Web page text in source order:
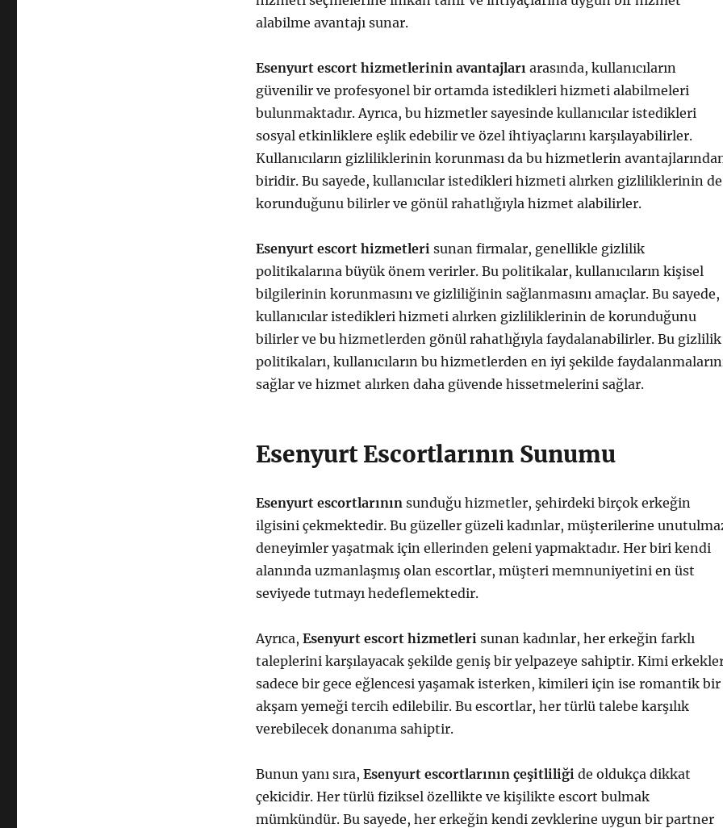
alabilme avantajı sunar.
Esenyurt escort hizmetlerinin avantajlarıarasında, kullanıcıların
güvenilir ve profesyonel bir ortamda istedikleri hizmeti alabilmeleri
bulunmaktadır. Ayrıca, bu hizmetler sayesinde kullanıcılar istedikleri
sosyal etkinliklere eşlik edebilir ve özel ihtiyaçlarını karşılayabilirler.
Kullanıcıların gizliliklerinin korunması da bu hizmetlerin
biridir. Bu sayede, kullanıcılar istedikleri hizmeti alırken gizliliklerinin de
korunduğunu bilirler ve gönül rahatlığıyla hizmet alabilirler.
Esenyurt escort hizmetlerisunan firmalar, genellikle gizlilik
politikalarına büyük önem verirler. Bu politikalar, kullanıcıların kişisel
bilgilerinin korunmasını ve gizliliğinin sağlanmasını amaçlar. Bu sayede,
kullanıcılar istedikleri hizmeti alırken gizliliklerinin de korunduğunu
bilirler ve bu hizmetlerden gönül rahatlığıyla faydalanabilirler. Bu gizlilik
politikaları, kullanıcıların bu hizmetlerden en iyi şekilde
sağlar ve hizmet alırken daha güvende hissetmelerini sağlar.
Esenyurt Escortlarının Sunumu
Esenyurt escortlarınınsunduğu hizmetler, şehirdeki birçok erkeğin
ilgisini çekmektedir. Bu güzeller güzeli kadınlar, müşterilerine
deneyimler yaşatmak için ellerinden geleni yapmaktadır. Her biri kendi
alanında uzmanlaşmış olan escortlar, müşteri memnuniyetini en üst
seviyede tutmayı hedeflemektedir.
Ayrıca, Esenyurt escort hizmetlerisunan kadınlar, her erkeğin farklı
taleplerini karşılayacak şekilde geniş bir yelpazeye sahiptir. Kimi
sadece bir gece eğlencesi yaşamak isterken, kimileri için ise romantik bir
akşam yemeği tercih edilebilir. Bu escortlar, her türlü talebe karşılık
verebilecek donanıma sahiptir.
Bunun yanı sıra, Esenyurt escortlarının çeşitliliğide oldukça dikkat
çekicidir. Her türlü fiziksel özellikte ve kişilikte escort bulmak
mümkündür. Bu sayede, her erkeğin kendi zevklerine uygun bir partner